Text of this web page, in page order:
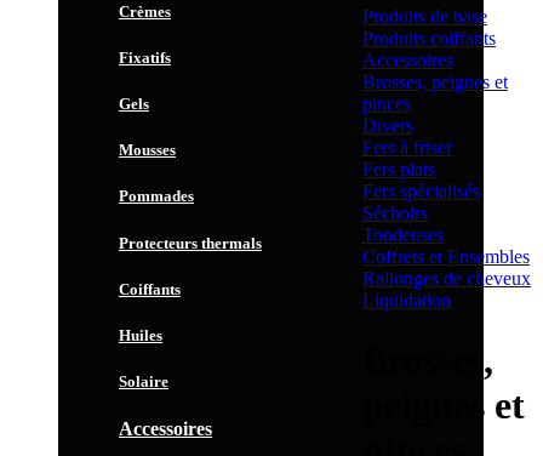
Crèmes
Fixatifs
Gels
Mousses
Pommades
Protecteurs thermals
Coiffants
Huiles
Solaire
Accessoires
Produits de base
Produits coiffants
Accessoires
Brosses, peignes et
pinces
Divers
Fers à friser
Fers plats
Fers spécialisés
Séchoirs
Tondeuses
Coffrets et Ensembles
Rallonges de cheveux
Liquidation
Brosses,
peignes et